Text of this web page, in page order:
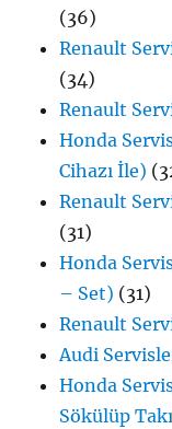
(36)
Renault
(34)
Renault
Honda
Cihazı İle)
Renault
(31)
Honda
– Set) (31)
Renault
Audi
Honda
Sökülüp